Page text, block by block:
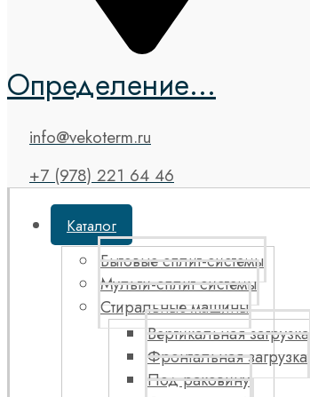
Определение...
info@vekoterm.ru
+7 (978) 221 64 46
Каталог
Бытовые сплит-системы
Мульти-сплит системы
Стиральные машины
Вертикальная загрузка
Фронтальная загрузка
Под раковину